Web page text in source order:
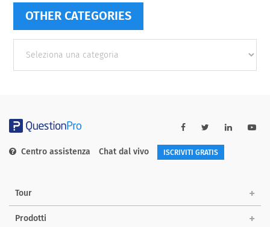
OTHER CATEGORIES
categories
Centro assistenza Chat dal vivo ISCRIVITI GRATIS
Tour
Prodotti